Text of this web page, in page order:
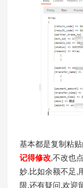
基本都是复制粘
记得修改,不改也
妙.比如余额不足,
限.还有疑问,欢迎